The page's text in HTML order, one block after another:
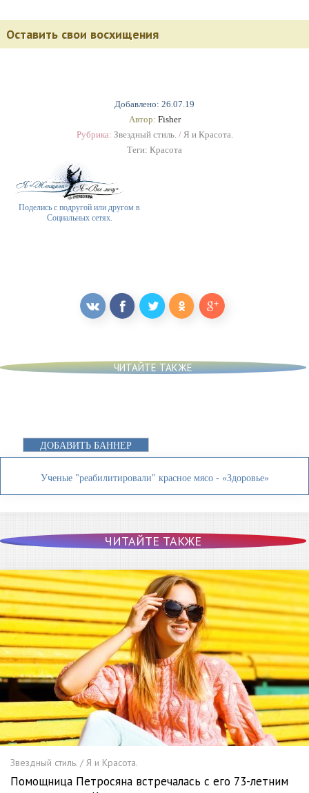
Добавлено: 26.07.19
Автор: Fisher
Рубрика: Звездный стиль./ Я и Красота.
Теги: Красота
Поделись с подругой или другом в
Социальных сетях.
Оставить свои восхищения
ЧИТАЙТЕ ТАКЖЕ
ДОБАВИТЬ БАННЕР
Ученые "реабилитировали" красное мясо - «Здоровье»
ЧИТАЙТЕ ТАКЖЕ
Звездный стиль. / Я и Красота.
Помощница Петросяна встречалась с его 73-летним